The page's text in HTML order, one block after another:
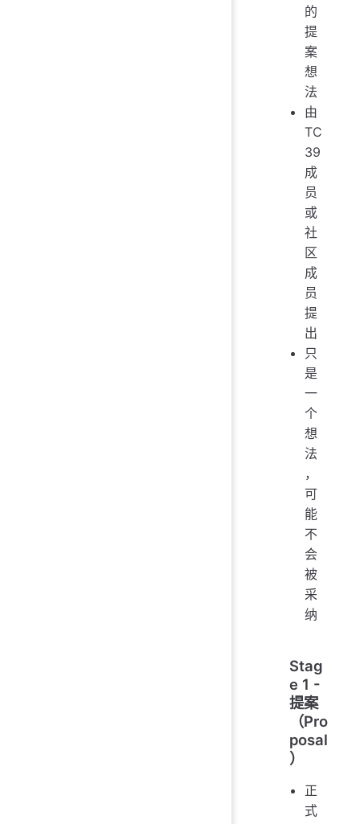
的
提
案
想
法
由
TC
39
成
员
或
社
区
成
员
提
出
只
是
一
个
想
法
，
可
能
不
会
被
采
纳
Stag
e 1 -
提案
（Pro
posal
）
正
式